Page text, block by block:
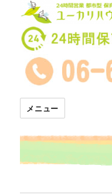
24時間託児所
メニュー